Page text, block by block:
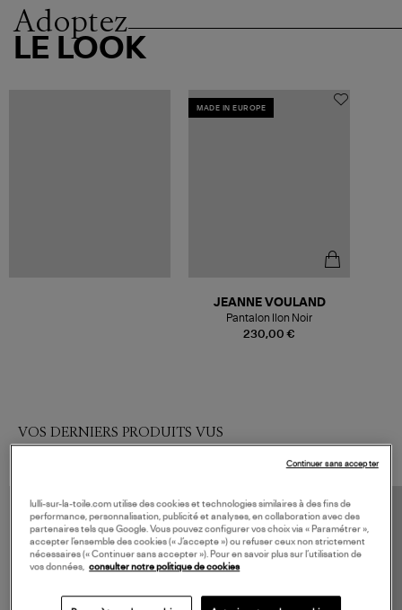
Adoptez
LE LOOK
MADE IN EUROPE
230,00 €
JEANNE VOULAND
Pantalon Ilon Noir
VOS DERNIERS PRODUITS VUS
lulli-sur-la-toile.com utilise des cookies et technologies similaires à des fins de
performance, personnalisation, publicité et analyses, en collaboration avec des
partenaires tels que Google. Vous pouvez configurer vos choix via « Paramétrer »,
accepter l’ensemble des cookies (« J’accepte ») ou refuser ceux non strictement
nécessaires (« Continuer sans accepter »). Pour en savoir plus sur l’utilisation de
vos données, consulter notre politique de cookies
Continuer sans accepter